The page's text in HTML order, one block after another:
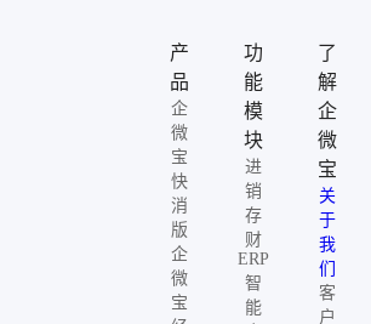
产
品
企
微
宝
快
消
版
企
微
宝
功
能
模
块
进
销
存
财
ERP
智
能
了
解
企
微
宝
关
于
我
们
客
户